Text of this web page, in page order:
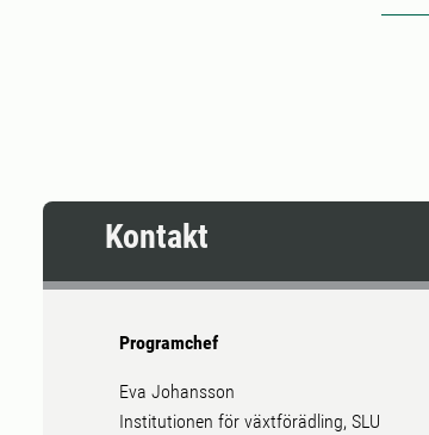
Kontakt
Programchef
Eva Johansson
Institutionen för växtförädling, SLU